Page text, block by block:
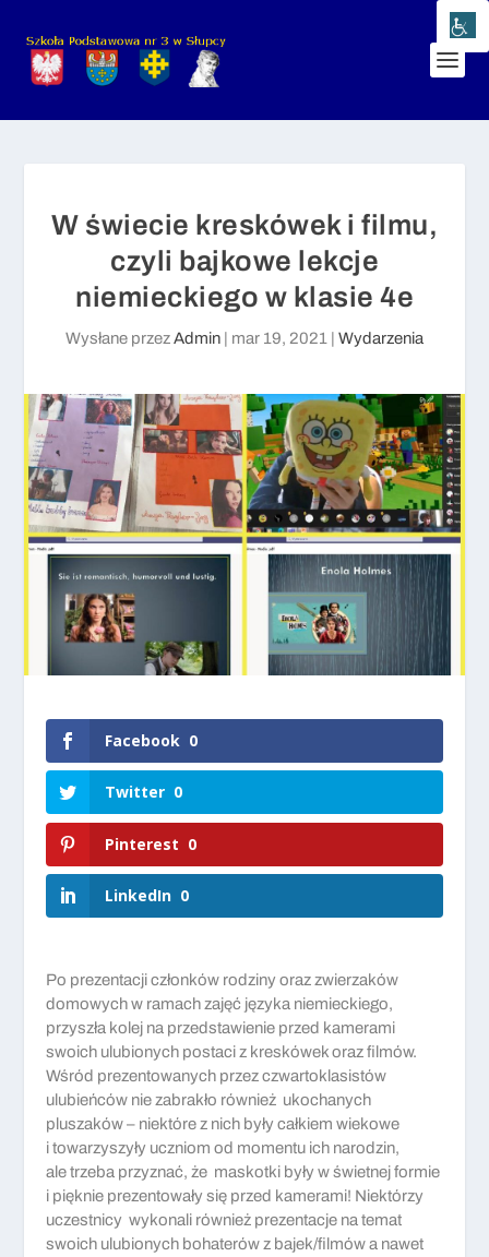
W świecie kreskówek i filmu,
czyli bajkowe lekcje
niemieckiego w klasie 4e
Wysłane przezAdmin mar 19, 2021 Wydarzenia
Facebook 0
Twitter 0
Pinterest 0
LinkedIn 0
Po prezentacji członków rodziny oraz zwierzaków
domowych w ramach zajęć języka niemieckiego,
przyszła kolej na przedstawienie przed kamerami
swoich ulubionych postaci z kreskówek oraz filmów.
Wśród prezentowanych przez czwartoklasistów
ulubieńców nie zabrakło również ukochanych
pluszaków – niektóre z nich były całkiem wiekowe
i towarzyszyły uczniom od momentu ich narodzin,
ale trzeba przyznać, że maskotki były w świetnej formie
i pięknie prezentowały się przed kamerami! Niektórzy
uczestnicy wykonali również prezentacje na temat
swoich ulubionych bohaterów z bajek/filmów a nawet